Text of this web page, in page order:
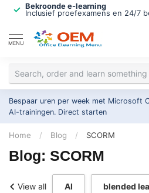
Bekroonde e-learning
Inclusief proefexamens en 24/7
MENU
Bespaar uren per week met Microsoft
AI-trainingen. Direct starten
Home / Blog / SCORM
Blog: SCORM
View all AI blended